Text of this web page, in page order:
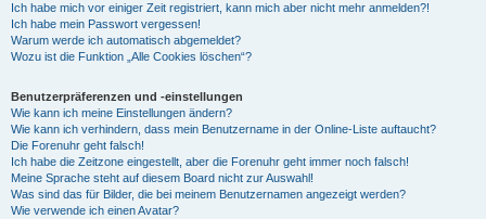
Ich habe mich vor einiger Zeit registriert, kann mich aber nicht mehr anmelden?!
Ich habe mein Passwort vergessen!
Warum werde ich automatisch abgemeldet?
Wozu ist die Funktion „Alle Cookies löschen“?
Benutzerpräferenzen und -einstellungen
Wie kann ich meine Einstellungen ändern?
Wie kann ich verhindern, dass mein Benutzername in der Online-Liste auftaucht?
Die Forenuhr geht falsch!
Ich habe die Zeitzone eingestellt, aber die Forenuhr geht immer noch falsch!
Meine Sprache steht auf diesem Board nicht zur Auswahl!
Was sind das für Bilder, die bei meinem Benutzernamen angezeigt werden?
Wie verwende ich einen Avatar?